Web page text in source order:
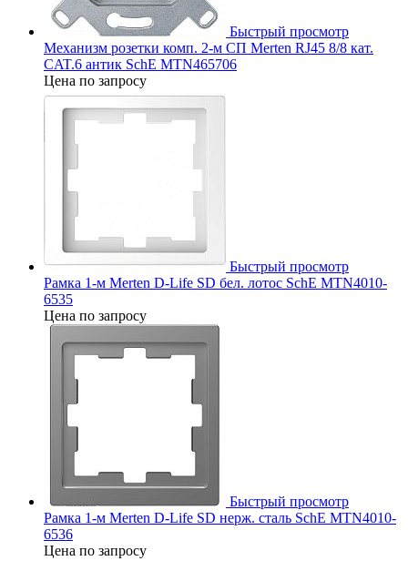
Быстрый просмотр
Механизм розетки комп. 2-м СП Merten RJ45 8/8 кат.
CAT.6 антик SchE MTN465706
Цена по запросу
Быстрый просмотр
Рамка 1-м Merten D-Life SD бел. лотос SchE MTN4010-
6535
Цена по запросу
Быстрый просмотр
Рамка 1-м Merten D-Life SD нерж. сталь SchE MTN4010-
6536
Цена по запросу